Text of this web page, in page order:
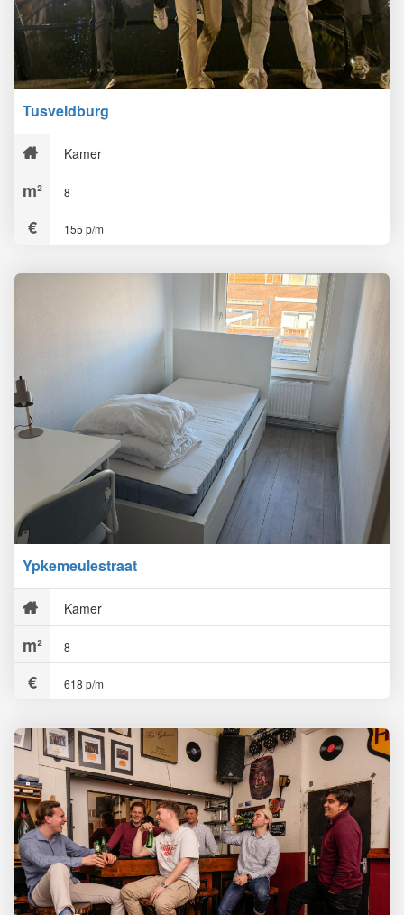
Tusveldburg
Kamer
8
155 p/m
Ypkemeulestraat
Kamer
8
618 p/m